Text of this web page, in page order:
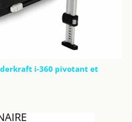
i-360 pivotant et